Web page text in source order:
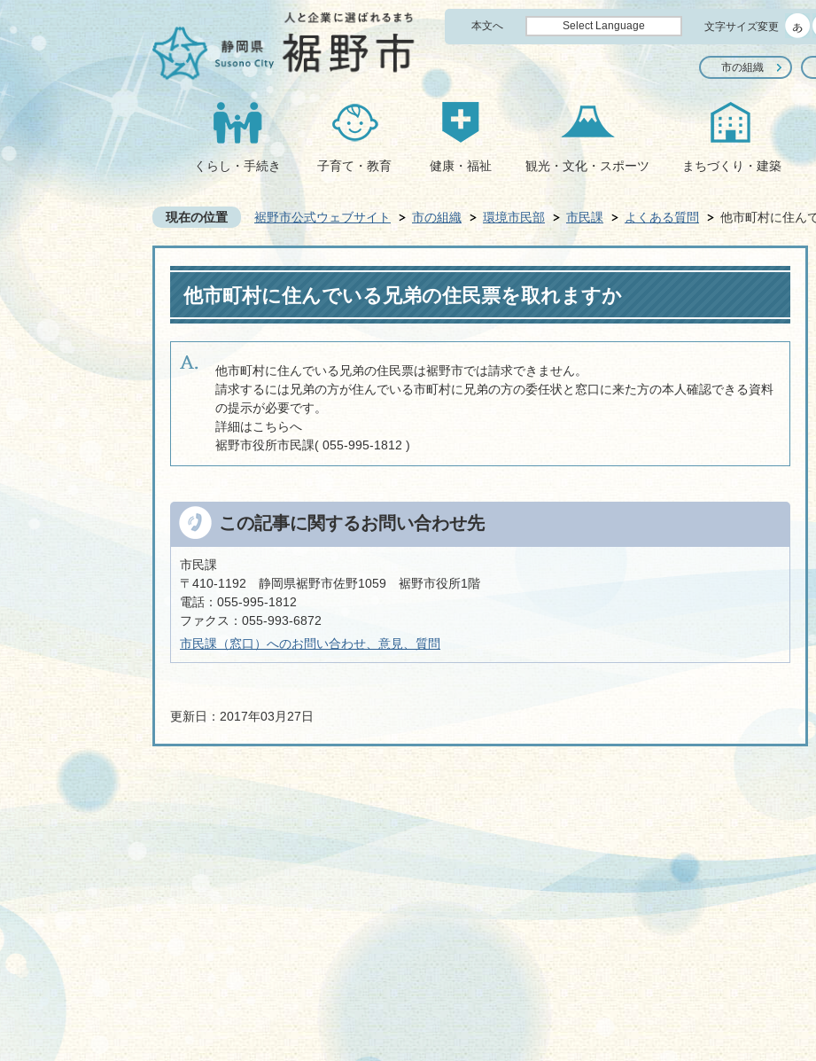
本文へ Select Language 文字サイズ変更
市の組織
くらし・手続き 子育て・教育 健康・福祉 観光・文化・スポーツ まちづくり・建築
現在の位置 裾野市公式ウェブサイト 市の組織 環境市民部 市民課 よくある質問 他市町村に住ん
他市町村に住んでいる兄弟の住民票を取れますか
他市町村に住んでいる兄弟の住民票は裾野市では請求できません。
請求するには兄弟の方が住んでいる市町村に兄弟の方の委任状と窓口に来た方の本人確認できる資料
の提示が必要です。
詳細はこちらへ
裾野市役所市民課( 055-995-1812 )
この記事に関するお問い合わせ先
市民課
〒410-1192 静岡県裾野市佐野1059 裾野市役所1階
電話：055-995-1812
ファクス：055-993-6872
市民課（窓口）へのお問い合わせ、意見、質問
更新日：2017年03月27日